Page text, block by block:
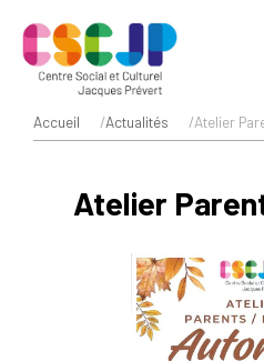
Accueil /Actualités /Atelier
Atelier